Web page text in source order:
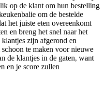
op de klant om hun bestelling
om de bestelde
het juiste eten overeenkomt
en breng het snel naar het
zijn afgerond en
te maken voor nieuwe
de klantjes in de gaten, want
en je score zullen